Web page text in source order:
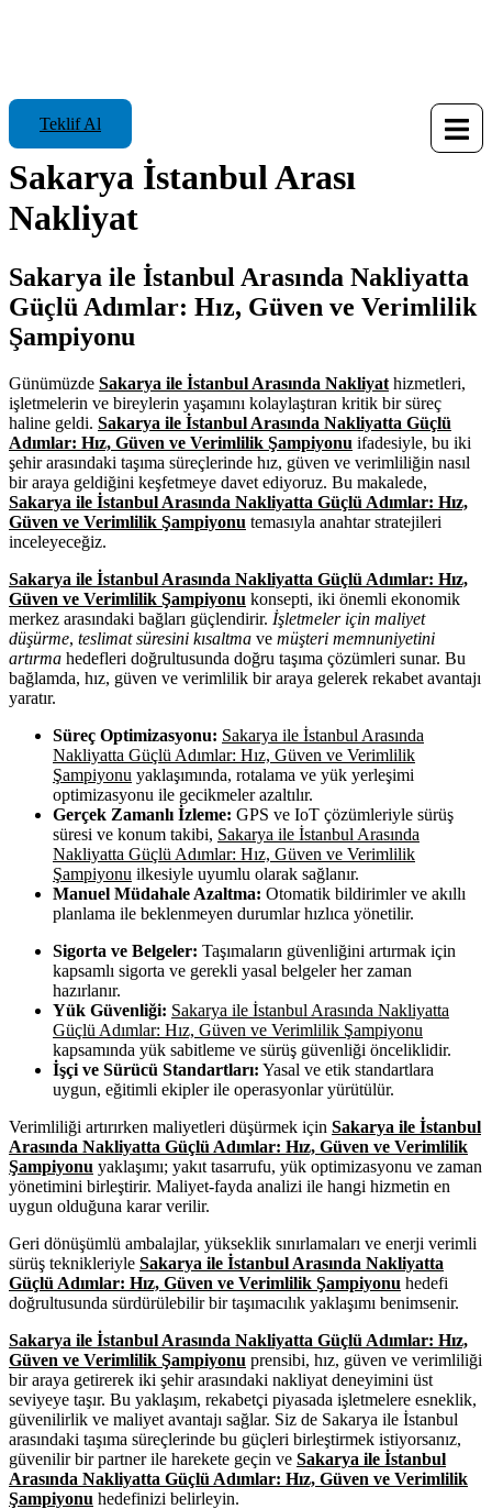
Teklif Al
Sakarya İstanbul Arası
Nakliyat
Sakarya ile İstanbul Arasında Nakliyatta
Güçlü Adımlar: Hız, Güven ve Verimlilik
Şampiyonu
Günümüzde Sakarya ile İstanbul Arasında Nakliyat hizmetleri,
işletmelerin ve bireylerin yaşamını kolaylaştıran kritik bir süreç
haline geldi. Sakarya ile İstanbul Arasında Nakliyatta Güçlü
Adımlar: Hız, Güven ve Verimlilik Şampiyonu ifadesiyle, bu iki
şehir arasındaki taşıma süreçlerinde hız, güven ve verimliliğin nasıl
bir araya geldiğini keşfetmeye davet ediyoruz. Bu makalede,
Sakarya ile İstanbul Arasında Nakliyatta Güçlü Adımlar: Hız,
Güven ve Verimlilik Şampiyonu temasıyla anahtar stratejileri
inceleyeceğiz.
Sakarya ile İstanbul Arasında Nakliyatta Güçlü Adımlar: Hız,
Güven ve Verimlilik Şampiyonu konsepti, iki önemli ekonomik
merkez arasındaki bağları güçlendirir. İşletmeler için maliyet
düşürme, teslimat süresini kısaltma ve müşteri memnuniyetini
artırma hedefleri doğrultusunda doğru taşıma çözümleri sunar. Bu
bağlamda, hız, güven ve verimlilik bir araya gelerek rekabet avantajı
yaratır.
Süreç Optimizasyonu: Sakarya ile İstanbul Arasında
Nakliyatta Güçlü Adımlar: Hız, Güven ve Verimlilik
Şampiyonu yaklaşımında, rotalama ve yük yerleşimi
optimizasyonu ile gecikmeler azaltılır.
Gerçek Zamanlı İzleme: GPS ve IoT çözümleriyle sürüş
süresi ve konum takibi, Sakarya ile İstanbul Arasında
Nakliyatta Güçlü Adımlar: Hız, Güven ve Verimlilik
Şampiyonu ilkesiyle uyumlu olarak sağlanır.
Manuel Müdahale Azaltma: Otomatik bildirimler ve akıllı
planlama ile beklenmeyen durumlar hızlıca yönetilir.
Sigorta ve Belgeler: Taşımaların güvenliğini artırmak için
kapsamlı sigorta ve gerekli yasal belgeler her zaman
hazırlanır.
Yük Güvenliği: Sakarya ile İstanbul Arasında Nakliyatta
Güçlü Adımlar: Hız, Güven ve Verimlilik Şampiyonu
kapsamında yük sabitleme ve sürüş güvenliği önceliklidir.
İşçi ve Sürücü Standartları: Yasal ve etik standartlara
uygun, eğitimli ekipler ile operasyonlar yürütülür.
Verimliliği artırırken maliyetleri düşürmek için Sakarya ile İstanbul
Arasında Nakliyatta Güçlü Adımlar: Hız, Güven ve Verimlilik
Şampiyonu yaklaşımı; yakıt tasarrufu, yük optimizasyonu ve zaman
yönetimini birleştirir. Maliyet-fayda analizi ile hangi hizmetin en
uygun olduğuna karar verilir.
Geri dönüşümlü ambalajlar, yükseklik sınırlamaları ve enerji verimli
sürüş teknikleriyle Sakarya ile İstanbul Arasında Nakliyatta
Güçlü Adımlar: Hız, Güven ve Verimlilik Şampiyonu hedefi
doğrultusunda sürdürülebilir bir taşımacılık yaklaşımı benimsenir.
Sakarya ile İstanbul Arasında Nakliyatta Güçlü Adımlar: Hız,
Güven ve Verimlilik Şampiyonu prensibi, hız, güven ve verimliliği
bir araya getirerek iki şehir arasındaki nakliyat deneyimini üst
seviyeye taşır. Bu yaklaşım, rekabetçi piyasada işletmelere esneklik,
güvenilirlik ve maliyet avantajı sağlar. Siz de Sakarya ile İstanbul
arasındaki taşıma süreçlerinde bu güçleri birleştirmek istiyorsanız,
güvenilir bir partner ile harekete geçin ve Sakarya ile İstanbul
Arasında Nakliyatta Güçlü Adımlar: Hız, Güven ve Verimlilik
Şampiyonu hedefinizi belirleyin.